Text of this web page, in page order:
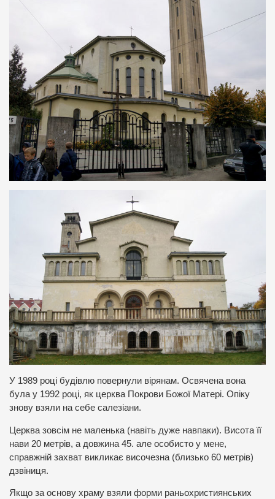
У 1989 році будівлю повернули вірянам. Освячена вона
була у 1992 році, як церква Покрови Божої Матері. Опіку
знову взяли на себе салезіани.
Церква зовсім не маленька (навіть дуже навпаки). Висота її
нави 20 метрів, а довжина 45. але особисто у мене,
справжній захват викликає височезна (близько 60 метрів)
дзвіниця.
Якщо за основу храму взяли форми раньохристиянських